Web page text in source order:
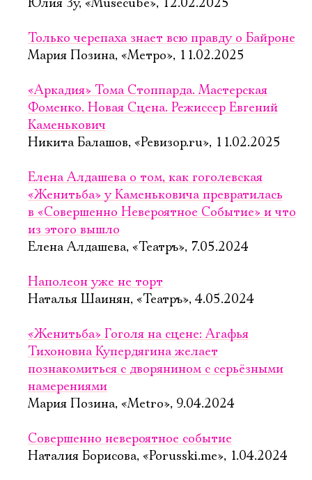
Юлия Зу, «Musecube», 12.02.2025
Только черепаха знает всю правду о Байроне
Мария Позина, «Метро», 11.02.2025
«Аркадия» Тома Стоппарда. Мастерская
Фоменко. Новая Сцена. Режиссер Евгений
Каменькович
Никита Балашов, «Ревизор.ru», 11.02.2025
Елена Алдашева о том, как гоголевская
«Женитьба» у Каменьковича превратилась
в «Совершенно Невероятное Событие» и что
из этого вышло
Елена Алдашева, «Театръ», 7.05.2024
Наполеон уже не торт
Наталья Шаинян, «Театръ», 4.05.2024
«Женитьба» Гоголя на сцене: Агафья
Тихоновна Купердягина желает
познакомиться с дворянином с серьёзными
намерениями
Мария Позина, «Metro», 9.04.2024
Совершенно невероятное событие
Наталия Борисова, «Porusski.me», 1.04.2024